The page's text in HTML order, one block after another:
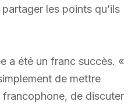
les points qu’ils
a été un franc succès. «
de mettre
francophone, de discuter